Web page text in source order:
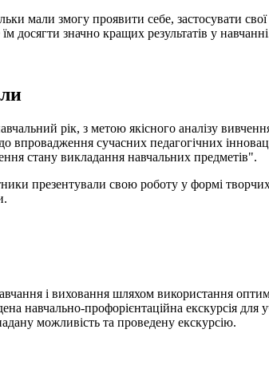
мали змогу проявити себе, застосувати
досягти значно кращих результатів у
рік, з метою якісного аналізу
впровадження сучасних педагогічних
стану викладання навчальних предметів".
презентували свою роботу у формі творчих
і виховання шляхом використання
навчально-профорієнтаційна екскурсія
можливість та проведену екскурсію.